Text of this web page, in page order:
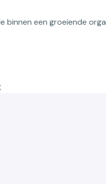
binnen een groeiende